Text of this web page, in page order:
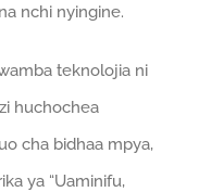
nchi nyingine.
teknolojia ni
huchochea
cha bidhaa mpya,
ya “Uaminifu,